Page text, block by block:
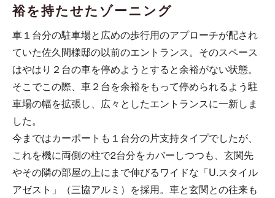
裕を持たせたゾーニング
車１台分の駐車場と広めの歩行用のアプローチが配され
ていた佐久間様邸の以前のエントランス。そのスペース
はやはり２台の車を停めようとすると余裕がない状態。
そこでこの際、車２台を余裕をもって停められるよう駐
車場の幅を拡張し、広々としたエントランスに一新しま
した。
今まではカーポートも１台分の片支持タイプでしたが、
これを機に両側の柱で2台分をカバーしつつも、玄関先
やその隣の部屋の上にまで伸びるワイドな「U.スタイル
アゼスト」（三協アルミ）を採用。車と玄関との往来も